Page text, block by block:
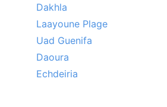
Dakhla
Laayoune Plage
Uad Guenifa
Daoura
Echdeiria